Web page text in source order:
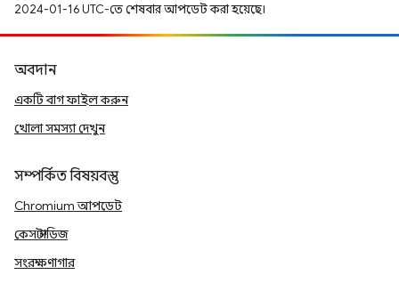
2024-01-16 UTC-তে শেষবার আপডেট করা হয়েছে।
অবদান
একটি বাগ ফাইল করুন
খোলা সমস্যা দেখুন
সম্পর্কিত বিষয়বস্তু
Chromium আপডেট
কেস স্টাডিজ
সংরক্ষণাগার